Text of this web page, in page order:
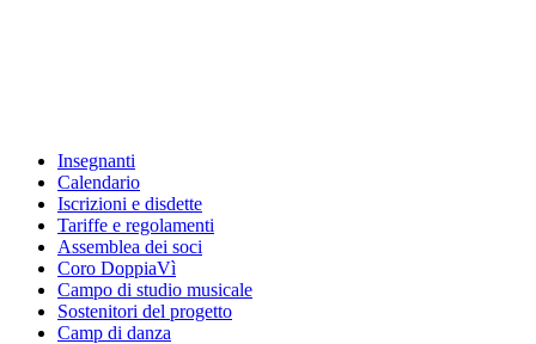
Insegnanti
Calendario
Iscrizioni e disdette
Tariffe e regolamenti
Assemblea dei soci
Coro DoppiaVì
Campo di studio musicale
Sostenitori del progetto
Camp di danza